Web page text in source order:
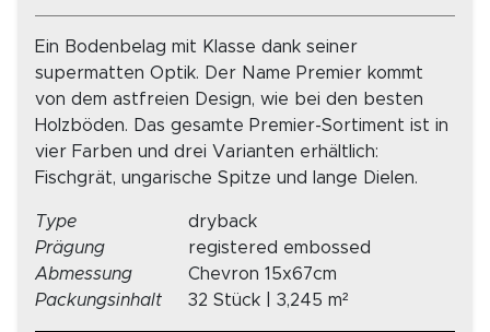
Ein Bodenbelag mit Klasse dank seiner
supermatten Optik. Der Name Premier kommt
von dem astfreien Design, wie bei den besten
Holzböden. Das gesamte Premier-Sortiment ist in
vier Farben und drei Varianten erhältlich:
Fischgrät, ungarische Spitze und lange Dielen.
Type
dryback
Prägung
registered embossed
Abmessung
Chevron 15x67cm
Packungsinhalt
32 Stück | 3,245 m²